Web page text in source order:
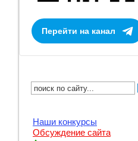
Перейти на канал
Наши конкурсы
Обсуждение сайта